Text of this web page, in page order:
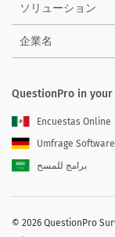
ソリューション
企業名
QuestionPro in
Encuestas Online
Umfrage Software
برامج للمسح
© 2026 QuestionPro